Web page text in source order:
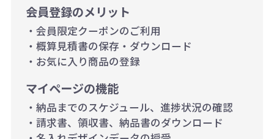
会員登録のメリット
・会員限定クーポンのご利用
・概算見積書の保存・ダウンロード
・お気に入り商品の登録
マイページの機能
・納品までのスケジュール、進捗状況の確認
・請求書、領収書、納品書のダウンロード